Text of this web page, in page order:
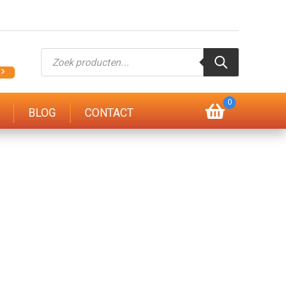
Producten
zoeken
BLOG CONTACT
0